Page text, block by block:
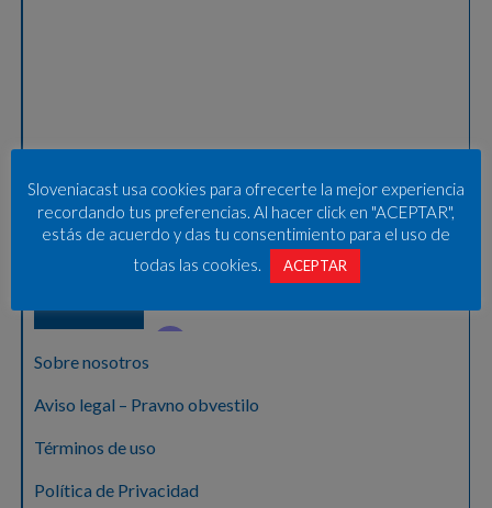
Sobre nosotros
Aviso legal – Pravno obvestilo
Términos de uso
Política de Privacidad
Sloveniacast usa cookies para ofrecerte la mejor experiencia
recordando tus preferencias. Al hacer click en "ACEPTAR",
estás de acuerdo y das tu consentimiento para el uso de
todas las cookies.
ACEPTAR